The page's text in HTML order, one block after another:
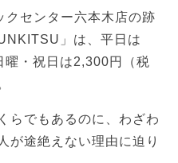
センター六本木店の跡
」は、平日は
曜・祝日は2,300円（税
らでもあるのに、わざわ
が途絶えない理由に迫り